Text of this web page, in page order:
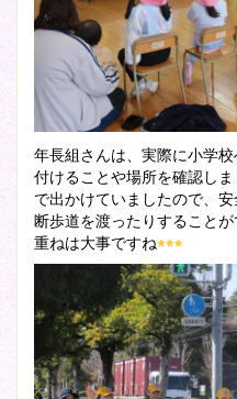
年長組さんは、実際に小学
付けることや場所を確認し
で出かけていましたので、
断歩道を渡ったりすること
重ねは大事ですね